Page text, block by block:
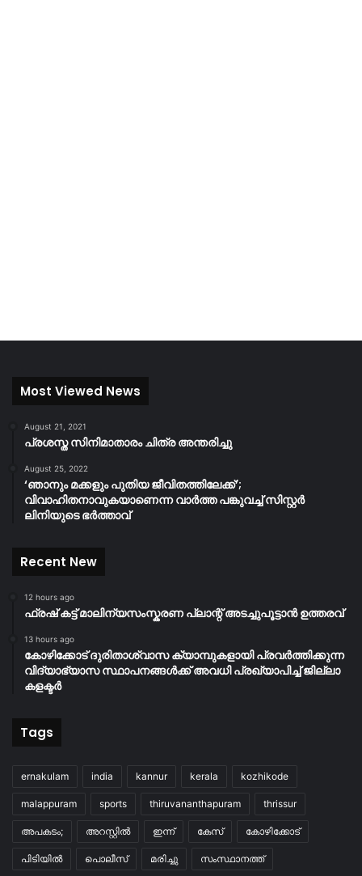
Most Viewed News
August 21, 2021
പ്രശസ്ത സിനിമാതാരം ചിത്ര അന്തരിച്ചു
August 25, 2022
‘ഞാനും മക്കളും പുതിയ ജീവിതത്തിലേക്ക്’;
വിവാഹിതനാവുകയാണെന്ന വാർത്ത പങ്കുവച്ച് സിസ്റ്റർ
ലിനിയുടെ ഭർത്താവ്
Recent New
12 hours ago
ഫ്രഷ് കട്ട് മാലിന്യസംസ്കരണ പ്ലാന്റ് അടച്ചുപൂട്ടാൻ ഉത്തരവ്
13 hours ago
കോഴിക്കോട് ദുരിതാശ്വാസ ക്യാമ്പുകളായി പ്രവര്‍ത്തിക്കുന്ന
വിദ്യാഭ്യാസ സ്ഥാപനങ്ങള്‍ക്ക് അവധി പ്രഖ്യാപിച്ച് ജില്ലാ
കളക്ടർ
Tags
ernakulam india kannur kerala kozhikode
malappuram sports thiruvananthapuram thrissur
അപകടം; അറസ്റ്റിൽ ഇന്ന് കേസ് കോഴിക്കോട്
പിടിയിൽ പൊലീസ് മരിച്ചു സംസ്ഥാനത്ത്